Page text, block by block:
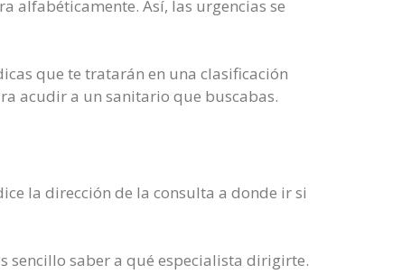
alfabéticamente. Así, las urgencias se
que te tratarán en una clasificación
acudir a un sanitario que buscabas.
la dirección de la consulta a donde ir si
sencillo saber a qué especialista dirigirte.